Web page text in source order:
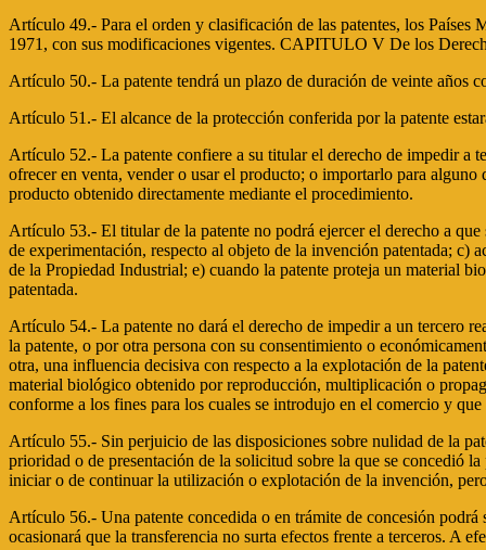
Artículo 49.- Para el orden y clasificación de las patentes, los
1971, con sus modificaciones vigentes. CAPITULO V De los
Artículo 50.- La patente tendrá un plazo de duración de veinte años
Artículo 51.- El alcance de la protección conferida por la patente
Artículo 52.- La patente confiere a su titular el derecho de impedir a
ofrecer en venta, vender o usar el producto; o importarlo para
producto obtenido directamente mediante el procedimiento.
Artículo 53.- El titular de la patente no podrá ejercer el derecho a
de experimentación, respecto al objeto de la invención patentada; c)
de la Propiedad Industrial; e) cuando la patente proteja un material
patentada.
Artículo 54.- La patente no dará el derecho de impedir a un tercero
la patente, o por otra persona con su consentimiento o
otra, una influencia decisiva con respecto a la explotación de la
material biológico obtenido por reproducción, multiplicación o
conforme a los fines para los cuales se introdujo en el comercio y
Artículo 55.- Sin perjuicio de las disposiciones sobre nulidad de la
prioridad o de presentación de la solicitud sobre la que se concedió
iniciar o de continuar la utilización o explotación de la invención,
Artículo 56.- Una patente concedida o en trámite de concesión
ocasionará que la transferencia no surta efectos frente a terceros. A